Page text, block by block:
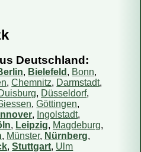
Busse?
ändern?
Ihrer Webseite aktuell?
Deutschland:
, Bielefeld , Bonn,
,Chemnitz, Darmstadt,
, Düsseldorf,
,Göttingen,
, Ingolstadt,
, Leipzig, Magdeburg,
, Münster, Nürnberg,
,Stuttgart, Ulm